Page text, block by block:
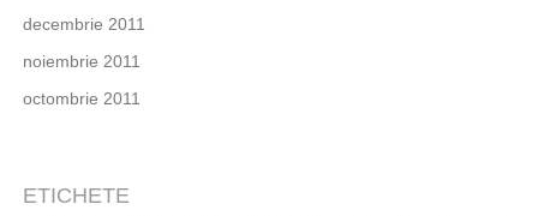
decembrie 2011
noiembrie 2011
octombrie 2011
ETICHETE